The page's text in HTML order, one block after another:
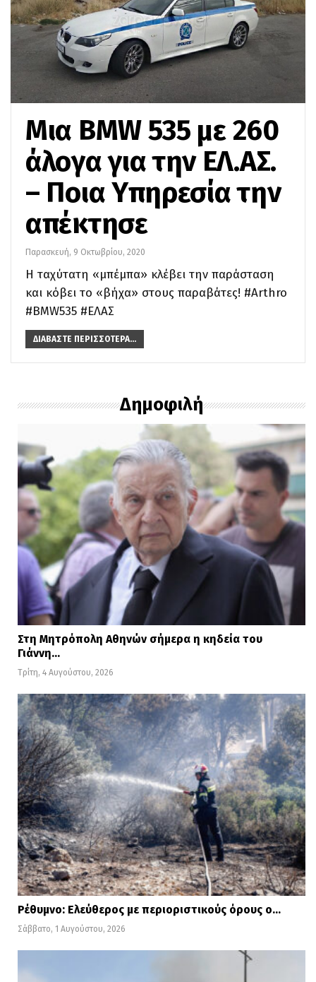
Mια ΒΜW 535 με 260
άλογα για την ΕΛ.ΑΣ.
– Ποια Υπηρεσία την
απέκτησε
Παρασκευή, 9 Οκτωβρίου, 2020
Η ταχύτατη «μπέμπα» κλέβει την παράσταση
και κόβει το «βήχα» στους παραβάτες! #Arthro
#ΒΜW535 #ΕΛΑΣ
ΔΙΑΒΆΣΤΕ ΠΕΡΙΣΣΌΤΕΡΑ...
Δημοφιλή
Στη Μητρόπολη Αθηνών σήμερα η κηδεία του
Γιάννη…
Τρίτη, 4 Αυγούστου, 2026
Ρέθυμνο: Ελεύθερος με περιοριστικούς όρους ο…
Σάββατο, 1 Αυγούστου, 2026